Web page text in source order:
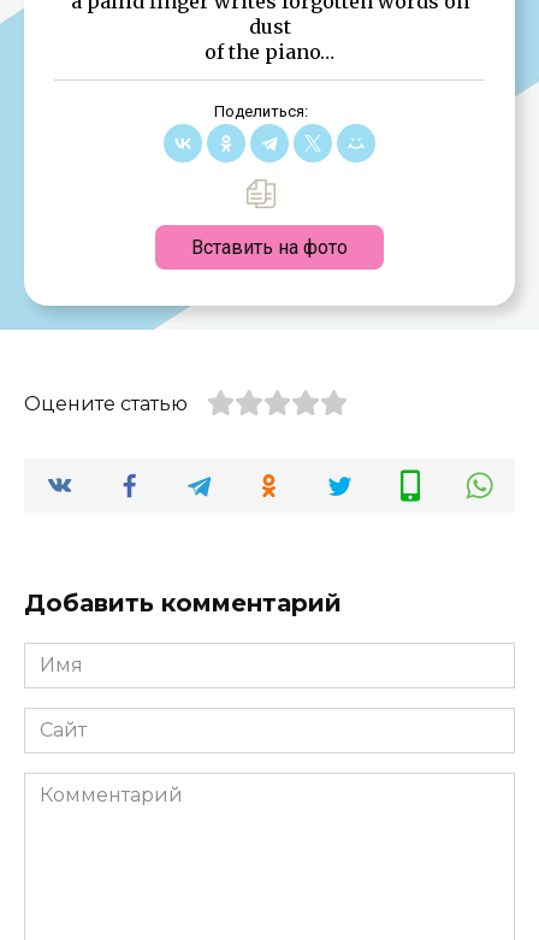
dust
of the piano…
Поделиться:
Вставить на фото
Оцените статью
Добавить комментарий
Имя
*
Сайт
Комментарий